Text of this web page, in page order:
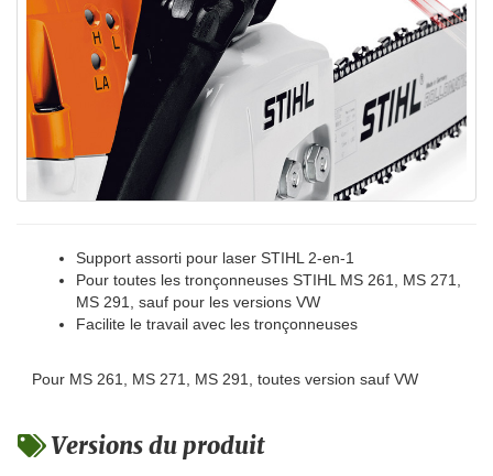
Support assorti pour laser STIHL 2-en-1
Pour toutes les tronçonneuses STIHL MS 261, MS 271,
MS 291, sauf pour les versions VW
Facilite le travail avec les tronçonneuses
Pour MS 261, MS 271, MS 291, toutes version sauf VW
Versions du produit